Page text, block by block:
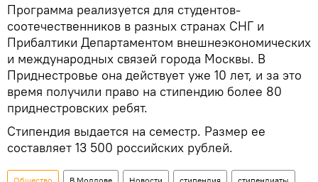
Программа реализуется для студентов-
соотечественников в разных странах СНГ и
Прибалтики Департаментом внешнеэкономических
и международных связей города Москвы. В
Приднестровье она действует уже 10 лет, и за это
время получили право на стипендию более 80
приднестровских ребят.
Стипендия выдается на семестр. Размер ее
составляет 13 500 российских рублей.